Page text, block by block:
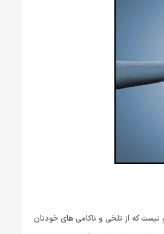
که از تلخی و ناکامی های خودتان